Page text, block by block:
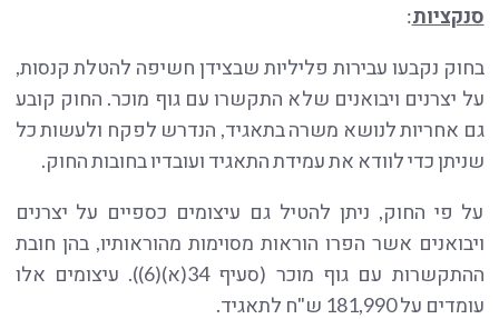
סנקציות:
בחוק נקבעו עבירות פליליות שבצידן חשיפה להטלת קנסות,
על יצרנים ויבואנים שלא התקשרו עם גוף מוכר. החוק קובע
גם אחריות לנושא משרה בתאגיד, הנדרש לפקח ולעשות כל
שניתן כדי לוודא את עמידת התאגיד ועובדיו בחובות החוק.
על פי החוק, ניתן להטיל גם עיצומים כספיים על יצרנים
ויבואנים אשר הפרו הוראות מסוימות מהוראותיו, בהן חובת
ההתקשרות עם גוף מוכר (סעיף 34(א)(6)). עיצומים אלו
עומדים על 181,990 ש"ח לתאגיד.